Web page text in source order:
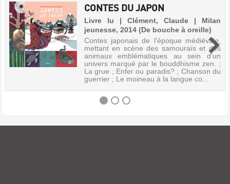
CONTES DU JAPON
Livre lu | Clément, Claude | Milan
jeunesse, 2014 (De bouche à oreille)
Contes japonais de l'époque médiévale,
mettant en scène des samouraïs et des
animaux emblématiques au sein d'un
univers marqué par le bouddhisme zen. ;
La grue ; Enfer ou paradis? ; Chanson du
guerrier ; Le moineau à la langue co...